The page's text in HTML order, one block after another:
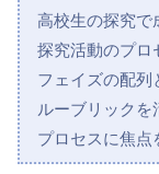
高校生の探究で
探究活動のプロ
フェイズの配列
ルーブリックを
プロセスに焦点